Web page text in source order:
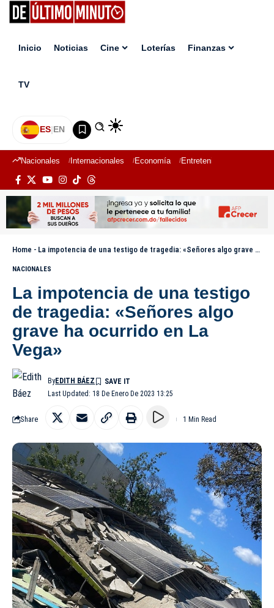
Inicio Noticias Cine Loterías Finanzas
TV
ES|EN
Nacionales Internacionales Economía Entretenimiento
Home - La impotencia de una testigo de tragedia: «Señores algo grave ha ocurrido en La Vega»
NACIONALES
La impotencia de una testigo
de tragedia: «Señores algo
grave ha ocurrido en La
Vega»
Last Updated: 18 De Enero De 2023 13:25
ByEDITH BÁEZ
Share 1 Min Read